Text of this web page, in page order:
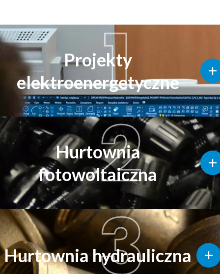
1
Projekty
elektroenergetyczne
2
Hurtownia
fotowoltaiczna
3
Hurtownia hydrauliczna